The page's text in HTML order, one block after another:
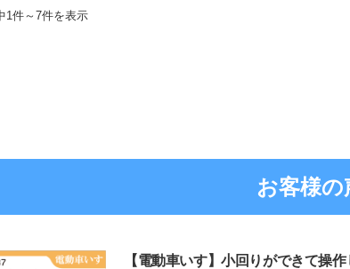
1件～7件を表示
お客様の
【電動車いす】小回りができて操